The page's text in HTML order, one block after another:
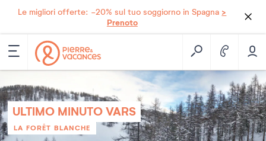
Le migliori offerte: -20% sul tuo soggiorno in Spagna >
Prenoto
ULTIMO MINUTO VARS
LA FORÊT BLANCHE